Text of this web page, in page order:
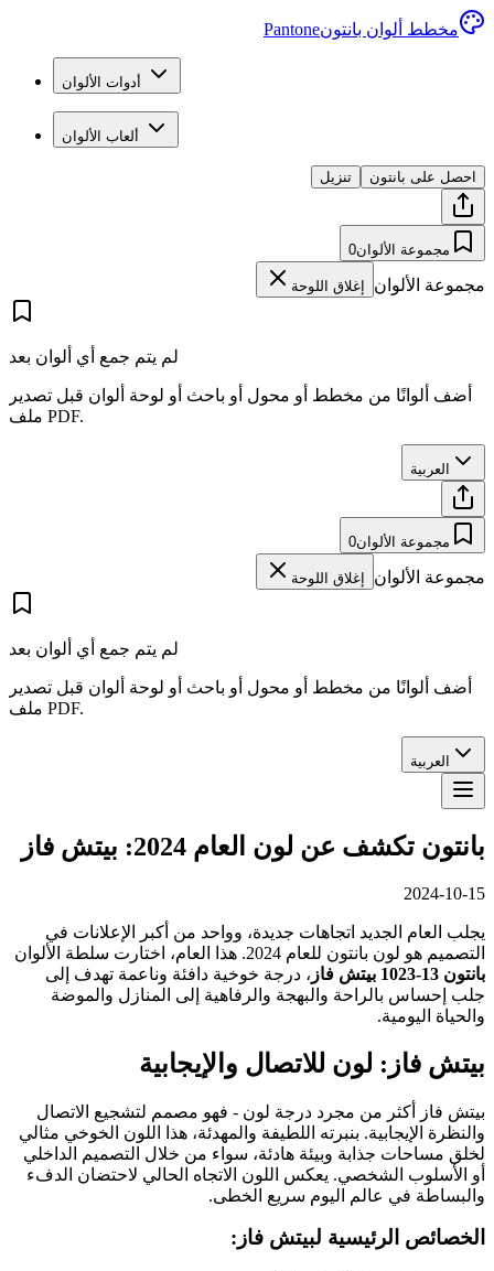
مخطط ألوان بانتونPantone
أدوات الألوان
ألعاب الألوان
احصل على بانتون تنزيل
مجموعة الألوان0
مجموعة الألوان إغلاق اللوحة
لم يتم جمع أي ألوان بعد
أضف ألوانًا من مخطط أو محول أو باحث أو لوحة ألوان قبل تصدير
ملف PDF.
العربية
مجموعة الألوان0
مجموعة الألوان إغلاق اللوحة
لم يتم جمع أي ألوان بعد
أضف ألوانًا من مخطط أو محول أو باحث أو لوحة ألوان قبل تصدير
ملف PDF.
العربية
بانتون تكشف عن لون العام 2024: بيتش فاز
2024-10-15
يجلب العام الجديد اتجاهات جديدة، وواحد من أكبر الإعلانات في
التصميم هو لون بانتون للعام 2024. هذا العام، اختارت سلطة الألوان
بانتون 13-1023 بيتش فاز
، درجة خوخية دافئة وناعمة تهدف إلى
جلب إحساس بالراحة والبهجة والرفاهية إلى المنازل والموضة
والحياة اليومية.
بيتش فاز: لون للاتصال والإيجابية
بيتش فاز أكثر من مجرد درجة لون - فهو مصمم لتشجيع الاتصال
والنظرة الإيجابية. بنبرته اللطيفة والمهدئة، هذا اللون الخوخي مثالي
لخلق مساحات جذابة وبيئة هادئة، سواء من خلال التصميم الداخلي
أو الأسلوب الشخصي. يعكس اللون الاتجاه الحالي لاحتضان الدفء
والبساطة في عالم اليوم سريع الخطى.
الخصائص الرئيسية لبيتش فاز: